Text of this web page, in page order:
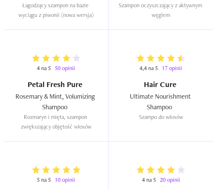
Irritating Shampoo with
Peony]
Łagodzący szampon na bazie
wyciągu z piwonii (nowa wersja)
Szampon oczyszczający z aktywnym
węglem
4 na 5 50 opinii
Petal Fresh Pure
Rosemary & Mint, Volumizing
Rozmaryn i mięta, szampon
zwiększający objętość włosów
4,4 na 5 17 opinii
Hair Cure
Ultimate Nourishment
Szampo do włosów
5 na 5 10 opinii 4 na 5 20 opinii